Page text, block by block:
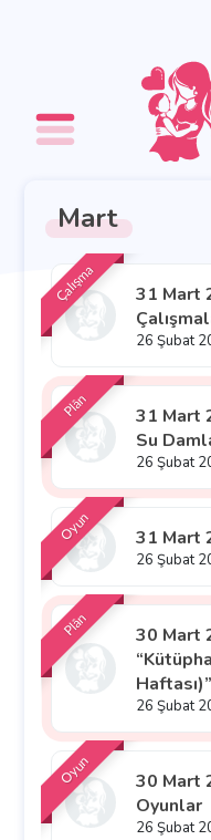
Mart
Çalışma
31 Mart
26 Şubat
Plân
31 Mart
Su
26 Şubat
Oyun 31 Mart
26 Şubat
Plân
30 Mart
Haftası)”
26 Şubat
Oyun
30 Mart
Oyunlar
26 Şubat